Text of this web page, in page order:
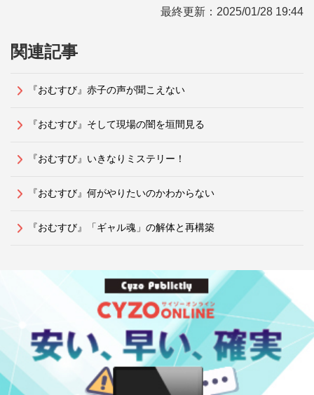
最終更新： 2025/01/28 19:44
関連記事
『おむすび』赤子の声が聞こえない
『おむすび』そして現場の闇を垣間見る
『おむすび』いきなりミステリー！
『おむすび』何がやりたいのかわからない
『おむすび』「ギャル魂」の解体と再構築